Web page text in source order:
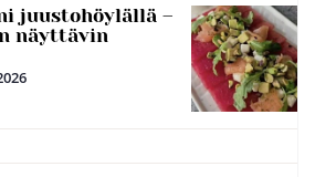
juustohöylällä –
näyttävin